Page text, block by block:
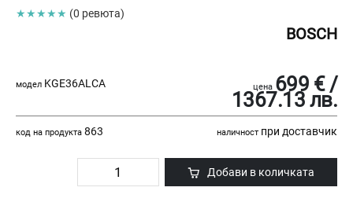
★★★★★ (0 ревюта)
BOSCH
модел KGE36ALCA цена 699 € /
1367.13 лв.
код на продукта 863 наличност при доставчик
Добави в количката